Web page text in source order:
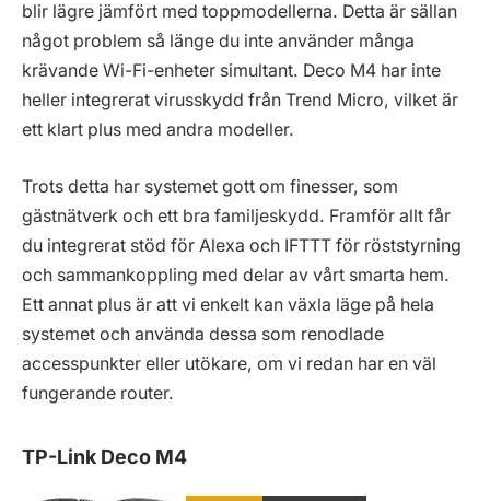
blir lägre jämfört med toppmodellerna. Detta är sällan
något problem så länge du inte använder många
krävande Wi-Fi-enheter simultant. Deco M4 har inte
heller integrerat virusskydd från Trend Micro, vilket är
ett klart plus med andra modeller.
Trots detta har systemet gott om finesser, som
gästnätverk och ett bra familjeskydd. Framför allt får
du integrerat stöd för Alexa och IFTTT för röststyrning
och sammankoppling med delar av vårt smarta hem.
Ett annat plus är att vi enkelt kan växla läge på hela
systemet och använda dessa som renodlade
accesspunkter eller utökare, om vi redan har en väl
fungerande router.
TP-Link Deco M4